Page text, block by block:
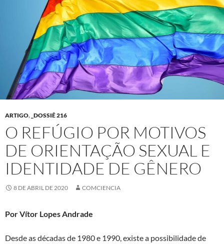
ARTIGO, _DOSSIÊ 216
O REFÚGIO POR MOTIVOS
DE ORIENTAÇÃO SEXUAL E
IDENTIDADE DE GÊNERO
8 DE ABRIL DE 2020 COMCIENCIA
Por Vítor Lopes Andrade
Desde as décadas de 1980 e 1990, existe a possibilidade de